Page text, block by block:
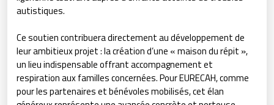
autistiques.
Ce soutien contribuera directement au développement de
leur ambitieux projet : la création d’une « maison du répit »,
un lieu indispensable offrant accompagnement et
respiration aux familles concernées. Pour EURECAH, comme
pour les partenaires et bénévoles mobilisés, cet élan